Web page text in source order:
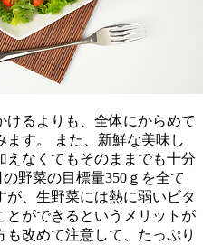
るよりも、全体にからめて
す。 また、新鮮な美味し
えなくてもそのままでも十分
野菜の目標量350ｇを全て
、生野菜には熱に弱いビタ
とができるというメリットが
改めて注意して、たっぷり